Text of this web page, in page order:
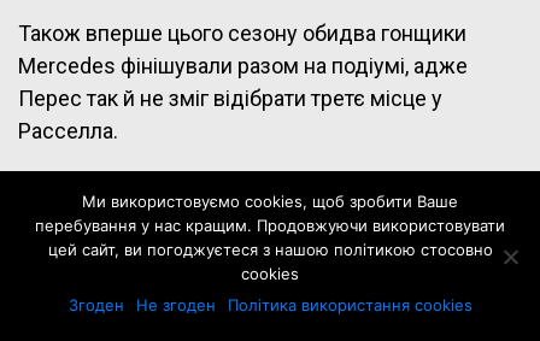
Також вперше цього сезону обидва гонщики
Mercedes фінішували разом на подіумі, адже
Перес так й не зміг відібрати третє місце у
Расселла.
Сайнс фінішував 5-м й відіграв 10 секунд під
картатий прапор, але до Переса все одно
залишалось 11 с.
Ми використовуємо cookies, щоб зробити Ваше
перебування у нас кращим. Продовжуючи використовувати
цей сайт, ви погоджуєтеся з нашою політикою стосовно
cookies
Згоден
Не згоден Політика використання cookies